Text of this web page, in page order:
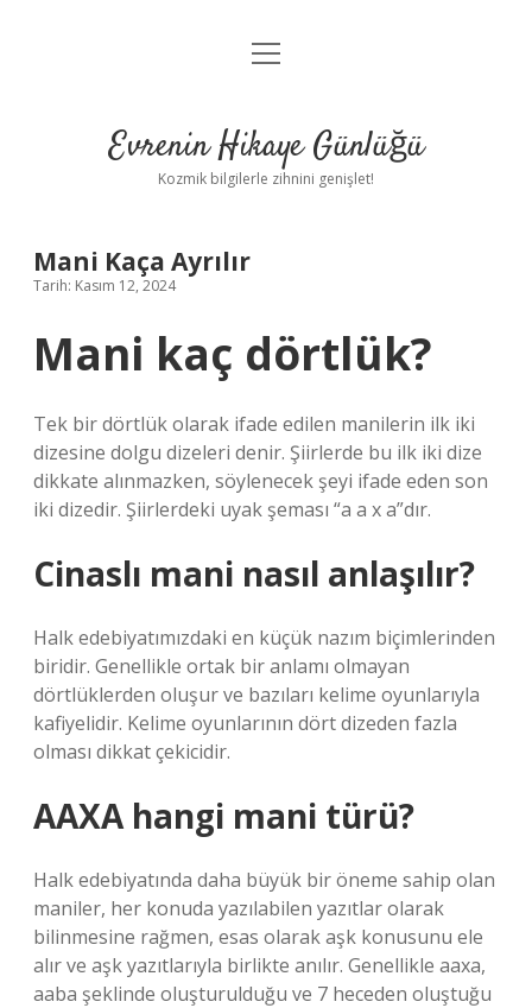
Anasayfa
Yasal Uyarı
menüyü
Evrenin Hikaye Günlüğü
Kozmik bilgilerle zihnini genişlet!
Mani Kaça Ayrılır
Tarih: Kasım 12, 2024
Mani kaç dörtlük?
Tek bir dörtlük olarak ifade edilen manilerin ilk iki
dizesine dolgu dizeleri denir. Şiirlerde bu ilk iki dize
dikkate alınmazken, söylenecek şeyi ifade eden son
iki dizedir. Şiirlerdeki uyak şeması “a a x a”dır.
Cinaslı mani nasıl anlaşılır?
Halk edebiyatımızdaki en küçük nazım biçimlerinden
biridir. Genellikle ortak bir anlamı olmayan
dörtlüklerden oluşur ve bazıları kelime oyunlarıyla
kafiyelidir. Kelime oyunlarının dört dizeden fazla
olması dikkat çekicidir.
AAXA hangi mani türü?
Halk edebiyatında daha büyük bir öneme sahip olan
maniler, her konuda yazılabilen yazıtlar olarak
bilinmesine rağmen, esas olarak aşk konusunu ele
alır ve aşk yazıtlarıyla birlikte anılır. Genellikle aaxa,
aaba şeklinde oluşturulduğu ve 7 heceden oluştuğu